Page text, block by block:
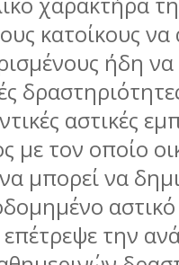
κατοίκους
ήδη να
αστικές
με τον οποίο
μπορεί να
την